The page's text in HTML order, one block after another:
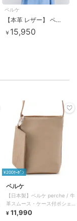
ペルケ
【本革 レザー】 ペルケ perche / ナイロン牛革付属リュック
￥ 15,950
¥200ｸｰﾎﾟﾝ
ペルケ
【日本製】ペルケ perche / 牛
革スムース・ケース付ポシェッ
ト
¥ 11,990